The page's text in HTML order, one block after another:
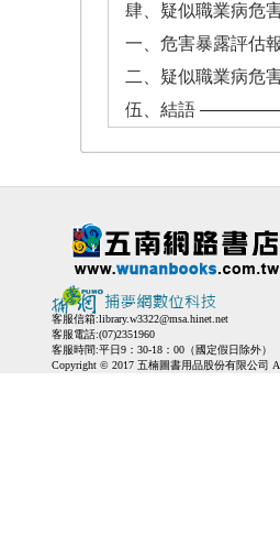
肆、疑似職業病危
一、危害暴露評估
二、疑似職業病危
伍、結語
客服信箱:library.w3322@msa.hinet.net
客服電話:(07)2351960
客服時間:平日9：30-18：00（國定假日除外）
Copyright © 2017 五楠圖書用品股份有限公司